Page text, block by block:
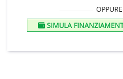
OPPURE
SIMULA